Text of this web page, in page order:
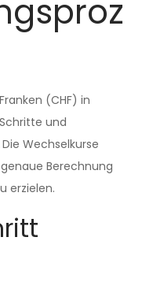
(CHF) in
und
Wechselkurse
Berechnung
erzielen.